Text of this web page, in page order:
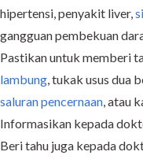
hipertensi, penyakit liver,
gangguan pembekuan
Pastikan untuk memberi
lambung,tukak usus dua
saluran pencernaan, atau
Informasikan kepada
Beri tahu juga kepada